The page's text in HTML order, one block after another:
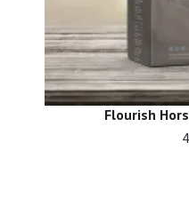
Flourish